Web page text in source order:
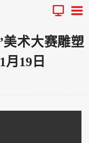
术大赛雕塑
19日